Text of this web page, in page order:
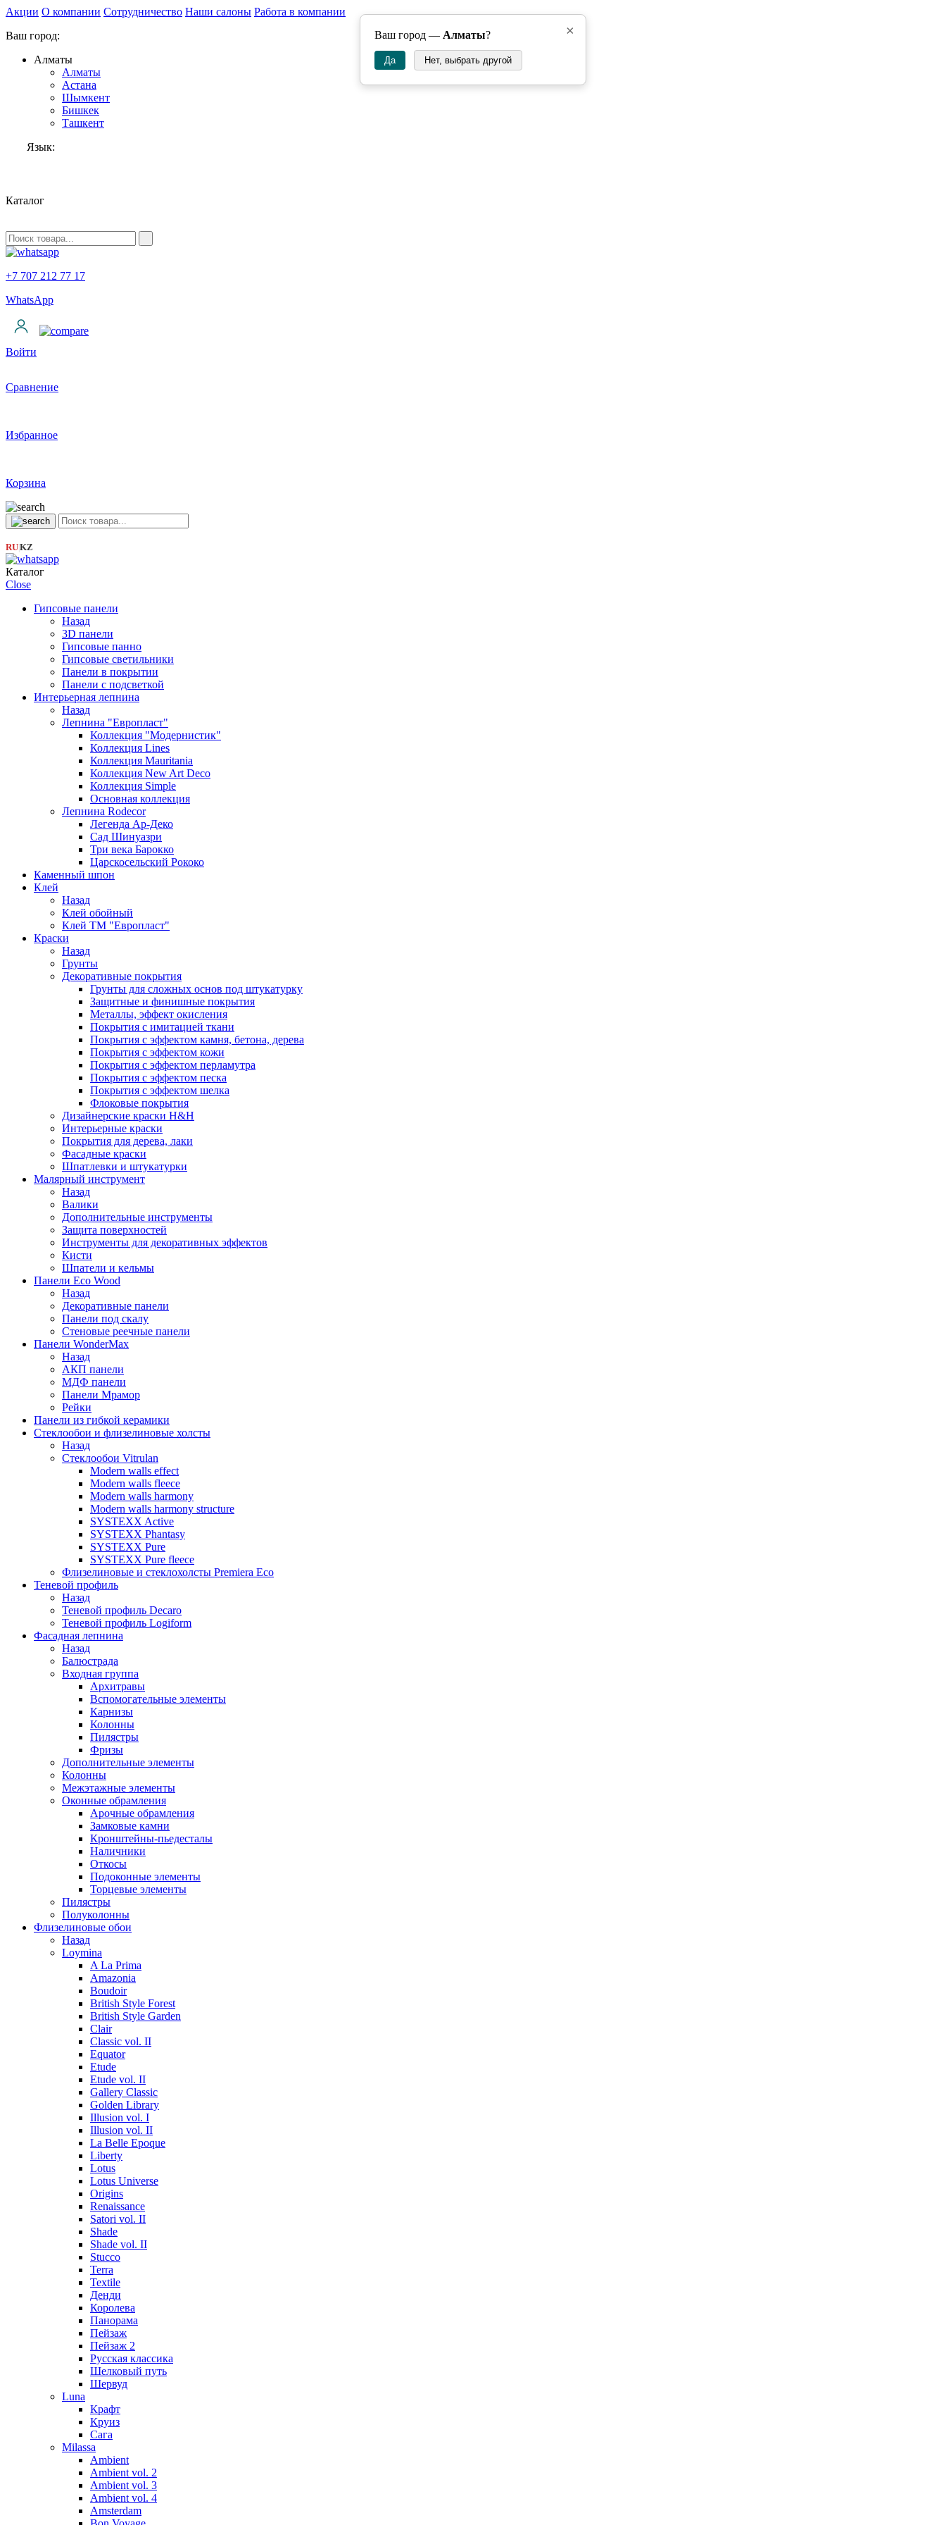
×
Ваш город — Алматы?
Да Нет, выбрать другой
Акции О компании Сотрудничество Наши салоны Работа в компании
Ваш город:
Алматы
Алматы
Астана
Шымкент
Бишкек
Ташкент
Язык:
Каталог
+7 707 212 77 17
WhatsApp
Войти
Сравнение
Избранное
Корзина
RU|KZ
Каталог
Close
Гипсовые панели
Назад
3D панели
Гипсовые панно
Гипсовые светильники
Панели в покрытии
Панели с подсветкой
Интерьерная лепнина
Назад
Лепнина "Европласт"
Коллекция "Модернистик"
Коллекция Lines
Коллекция Mauritania
Коллекция New Art Deco
Коллекция Simple
Основная коллекция
Лепнина Rodecor
Легенда Ар-Деко
Сад Шинуазри
Три века Барокко
Царскосельский Рококо
Каменный шпон
Клей
Назад
Клей обойный
Клей ТМ "Европласт"
Краски
Назад
Грунты
Декоративные покрытия
Грунты для сложных основ под штукатурку
Защитные и финишные покрытия
Металлы, эффект окисления
Покрытия с имитацией ткани
Покрытия с эффектом камня, бетона, дерева
Покрытия с эффектом кожи
Покрытия с эффектом перламутра
Покрытия с эффектом песка
Покрытия с эффектом шелка
Флоковые покрытия
Дизайнерские краски H&H
Интерьерные краски
Покрытия для дерева, лаки
Фасадные краски
Шпатлевки и штукатурки
Малярный инструмент
Назад
Валики
Дополнительные инструменты
Защита поверхностей
Инструменты для декоративных эффектов
Кисти
Шпатели и кельмы
Панели Eco Wood
Назад
Декоративные панели
Панели под скалу
Стеновые реечные панели
Панели WonderMax
Назад
АКП панели
МДФ панели
Панели Мрамор
Рейки
Панели из гибкой керамики
Стеклообои и флизелиновые холсты
Назад
Стеклообои Vitrulan
Modern walls effect
Modern walls fleece
Modern walls harmony
Modern walls harmony structure
SYSTEXX Active
SYSTEXX Phantasy
SYSTEXX Pure
SYSTEXX Pure fleece
Флизелиновые и стеклохолсты Premiera Eco
Теневой профиль
Назад
Теневой профиль Decaro
Теневой профиль Logiform
Фасадная лепнина
Назад
Балюстрада
Входная группа
Архитравы
Вспомогательные элементы
Карнизы
Колонны
Пилястры
Фризы
Дополнительные элементы
Колонны
Межэтажные элементы
Оконные обрамления
Арочные обрамления
Замковые камни
Кронштейны-пьедесталы
Наличники
Откосы
Подоконные элементы
Торцевые элементы
Пилястры
Полуколонны
Флизелиновые обои
Назад
Loymina
A La Prima
Amazonia
Boudoir
British Style Forest
British Style Garden
Clair
Classic vol. II
Equator
Etude
Etude vol. II
Gallery Classic
Golden Library
Illusion vol. I
Illusion vol. II
La Belle Epoque
Liberty
Lotus
Lotus Universe
Origins
Renaissance
Satori vol. II
Shade
Shade vol. II
Stucco
Terra
Textile
Денди
Королева
Панорама
Пейзаж
Пейзаж 2
Русская классика
Шелковый путь
Шервуд
Luna
Крафт
Круиз
Сага
Milassa
Ambient
Ambient vol. 2
Ambient vol. 3
Ambient vol. 4
Amsterdam